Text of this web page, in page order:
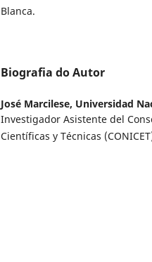
Blanca.
Biografia do Autor
José Marcilese, Universidad
Investigador Asistente del
Científicas y Técnicas